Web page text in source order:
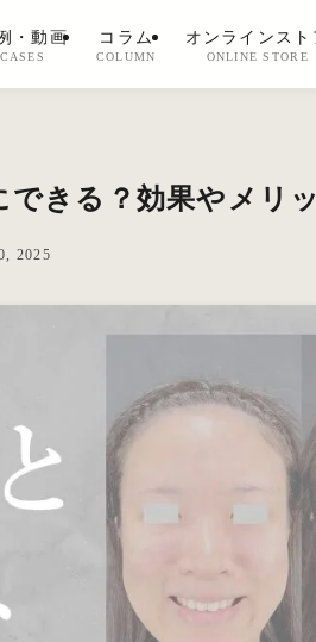
・動画
CASES
コラム
COLUMN
オンラインスト
ONLINE STORE
きる？効果やメリ
2025